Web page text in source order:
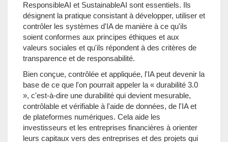
ResponsibleAI et SustainableAI sont essentiels. Ils
désignent la pratique consistant à développer, utiliser et
contrôler les systèmes d'IA de manière à ce qu'ils
soient conformes aux principes éthiques et aux
valeurs sociales et qu'ils répondent à des critères de
transparence et de responsabilité.
Bien conçue, contrôlée et appliquée, l'IA peut devenir la
base de ce que l'on pourrait appeler la « durabilité 3.0
», c'est-à-dire une durabilité qui devient mesurable,
contrôlable et vérifiable à l'aide de données, de l'IA et
de plateformes numériques. Cela aide les
investisseurs et les entreprises financières à orienter
leurs capitaux vers des entreprises et des projets qui